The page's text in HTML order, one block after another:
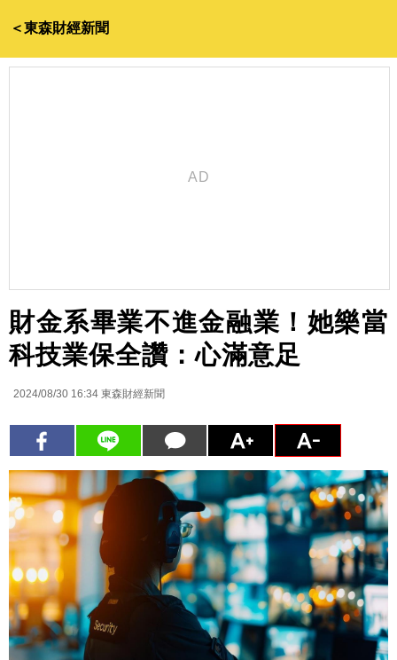
＜東森財經新聞
財金系畢業不進金融業！她樂當
科技業保全讚：心滿意足
2024/08/30 16:34 東森財經新聞